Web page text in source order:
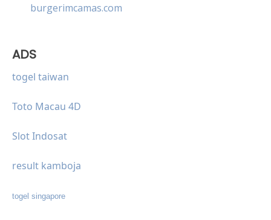
burgerimcamas.com
ADS
togel taiwan
Toto Macau 4D
Slot Indosat
result kamboja
togel singapore